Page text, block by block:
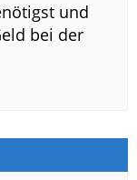
und
bei der